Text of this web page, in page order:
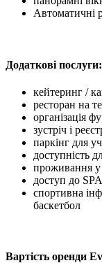
Автоматичні
Додаткові послуги:
кейтеринг /
ресторан на
організація
зустріч і
паркінг для
доступність
проживання у
доступ до
спортивна
баскетбол
Вартість оренди